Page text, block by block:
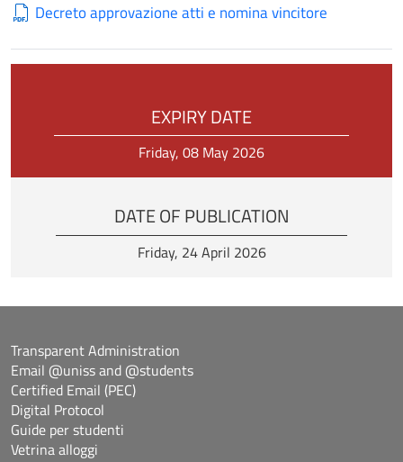
Decreto approvazione atti e nomina vincitore
EXPIRY DATE
Friday, 08 May 2026
DATE OF PUBLICATION
Friday, 24 April 2026
Transparent Administration
Email @uniss and @students
Certified Email (PEC)
Digital Protocol
Guide per studenti
Vetrina alloggi